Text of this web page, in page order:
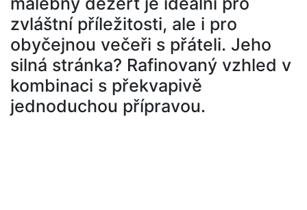
zvláštní příležitosti, ale i pro
obyčejnou večeři s přáteli. Jeho
silná stránka? Rafinovaný vzhled v
kombinaci s překvapivě
jednoduchou přípravou.